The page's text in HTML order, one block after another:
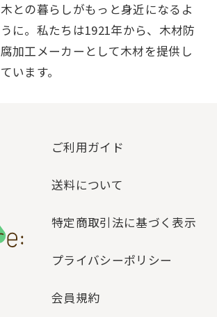
木との暮らしがもっと身近になるよ
うに。私たちは1921年から、木材防
腐加工メーカーとして木材を提供し
ています。
ご利用ガイド
送料について
特定商取引法に基づく表示
プライバシーポリシー
会員規約